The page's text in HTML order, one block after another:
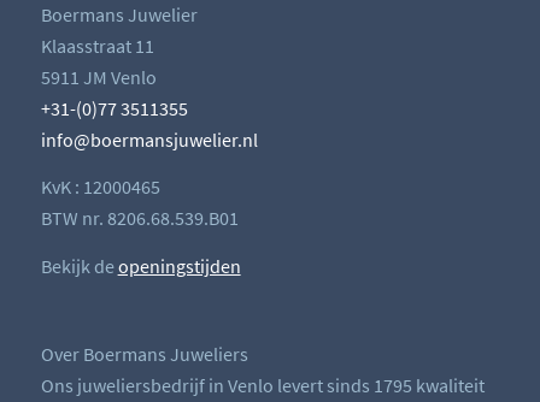
Boermans Juwelier
Klaasstraat 11
5911 JM Venlo
+31-(0)77 3511355
info@boermansjuwelier.nl
KvK : 12000465
BTW nr. 8206.68.539.B01
Bekijk deopeningstijden
Over Boermans Juweliers
Ons juweliersbedrijf in Venlo levert sinds 1795 kwaliteit